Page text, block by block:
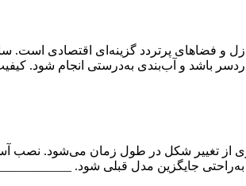
باشد و آب‌بندی به‌درستی انجام شود.
تغییر شکل در طول زمان می‌شود. نصب